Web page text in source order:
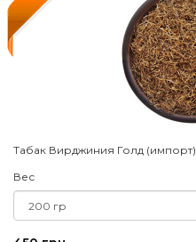
Табак Вирджиния Голд (импорт)
Вес